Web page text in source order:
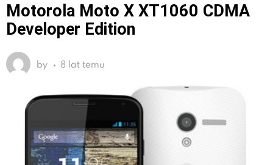
Motorola Moto X XT1060 CDMA
Developer Edition
by 8 lat temu